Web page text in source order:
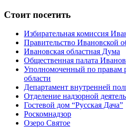
Стоит посетить
Избирательная комиссия
Правительство Ивановской
Ивановская областная Дума
Общественная палата
Уполномоченный по правам
области
Департамент внутренней
Отделение надзорной
Гостевой дом “Русская Дача”
Роскомнадзор
Озеро Святое